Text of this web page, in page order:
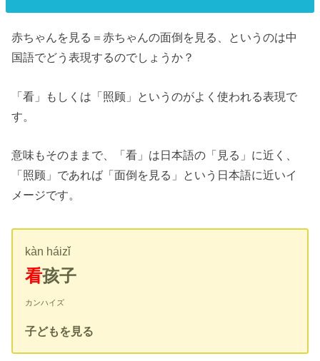
赤ちゃんを見る＝赤ちゃんの面倒を見る、というのは中
国語でどう表現するのでしょうか？
「看」もしくは「照顾」というのがよく使われる表現で
す。
意味もそのままで、「看」は日本語の「見る」に近く、
「照顾」であれば「面倒を見る」という日本語に近いイ
メージです。
kàn háizǐ
看孩子
カンハイズ
子どもを見る